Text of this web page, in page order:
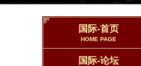
国际-首页
HOME PAGE
国际-论坛